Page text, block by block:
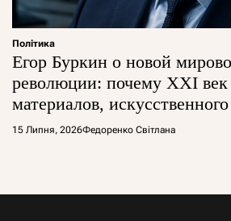
Політика
Егор Буркин о новой
революции: почему XXI век
материалов,
глобальной борьбы за
15 Липня, 2026Федоренко Світлана